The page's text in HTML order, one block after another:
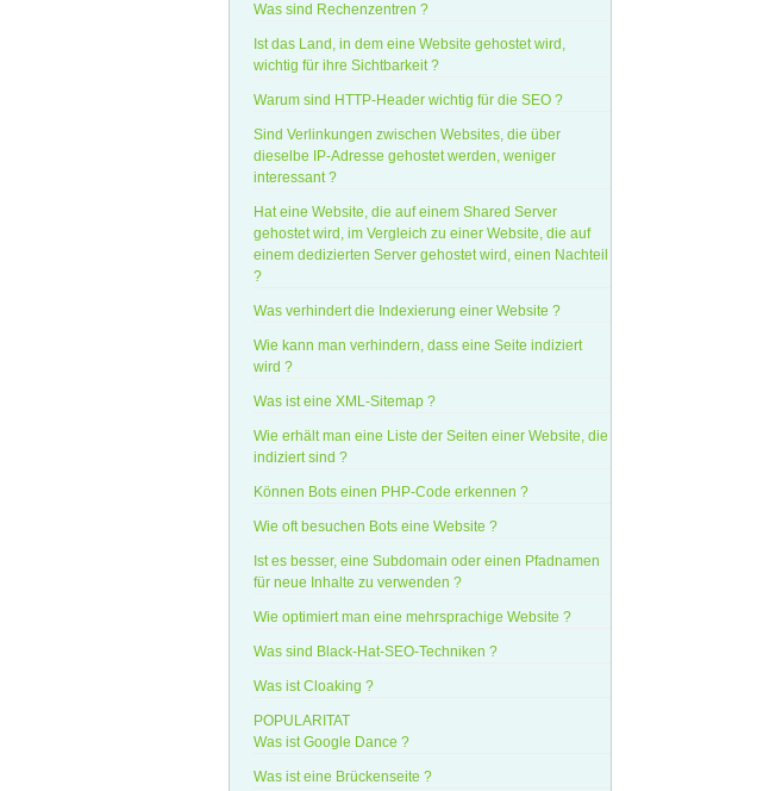
Was sind Rechenzentren ?
Ist das Land, in dem eine Website gehostet wird,
wichtig für ihre Sichtbarkeit ?
Warum sind HTTP-Header wichtig für die SEO ?
Sind Verlinkungen zwischen Websites, die über
dieselbe IP-Adresse gehostet werden, weniger
interessant ?
Hat eine Website, die auf einem Shared Server
gehostet wird, im Vergleich zu einer Website, die auf
einem dedizierten Server gehostet wird, einen Nachteil
?
Was verhindert die Indexierung einer Website ?
Wie kann man verhindern, dass eine Seite indiziert
wird ?
Was ist eine XML-Sitemap ?
Wie erhält man eine Liste der Seiten einer Website, die
indiziert sind ?
Können Bots einen PHP-Code erkennen ?
Wie oft besuchen Bots eine Website ?
Ist es besser, eine Subdomain oder einen Pfadnamen
für neue Inhalte zu verwenden ?
Wie optimiert man eine mehrsprachige Website ?
Was sind Black-Hat-SEO-Techniken ?
Was ist Cloaking ?
POPULARITAT
Was ist Google Dance ?
Was ist eine Brückenseite ?